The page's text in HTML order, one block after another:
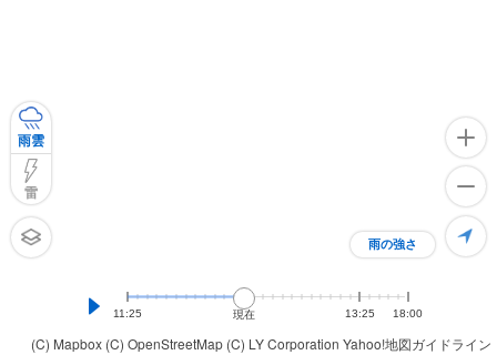
(C) Mapbox (C) OpenStreetMap (C) LY Corporation Yahoo!地図ガイドライン
雨の強さ
雨雲
雷
11:25 現在 13:25 18:00